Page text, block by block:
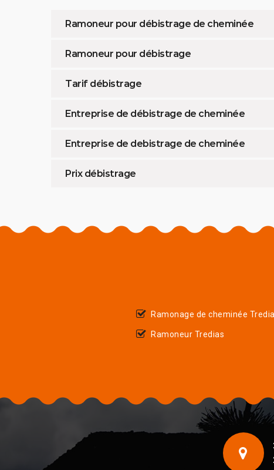
Ramoneur pour débistrage de cheminée
Ramoneur pour débistrage
Tarif débistrage
Entreprise de débistrage de cheminée
Entreprise de debistrage de cheminée
Prix débistrage
Ramonage de cheminée
Ramoneur Tredias